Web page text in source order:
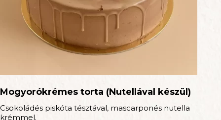
Mogyorókrémes torta (Nutellával készül)
Csokoládés piskóta tésztával, mascarponés nutella
krémmel.